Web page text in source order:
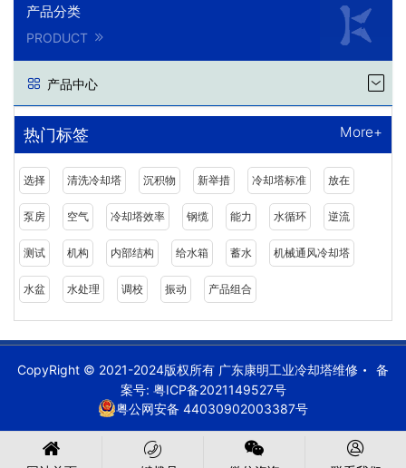
产品分类
PRODUCT
产品中心
热门标签 More+
选择 清洗冷却塔 沉积物 新举措 冷却塔标准 放在
泵房 空气 冷却塔效率 钢缆 能力 水循环 逆流
测试 机构 内部结构 给水箱 蓄水 机械通风冷却塔
水盆 水处理 调校 振动 产品组合
CopyRight © 2021-2024版权所有 广东康明工业冷却塔维修
备
案号: 粤ICP备2021149527号
粤公网安备 44030902003387号